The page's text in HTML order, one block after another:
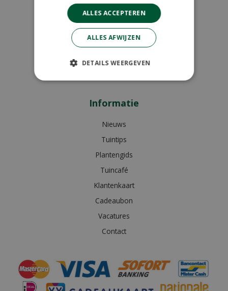
Woensdag
09:00 - 18:00
Donderdag
09:00 - 18:00
Vrijdag
09:00 - 18:00
Zaterdag
09:00 - 17:00
Informatie
Nieuws
Tuintips
Plantengids
Tuincafé
Klantenkaart
Cadeaubon
Vacatures
Contact
ALLES ACCEPTEREN
ALLES AFWIJZEN
DETAILS WEERGEVEN